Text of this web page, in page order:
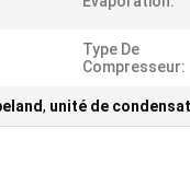
Type De
Compresseur:
, unité de